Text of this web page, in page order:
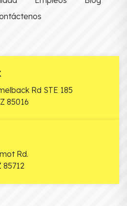
Rd STE 185
85016
Rd.
85712